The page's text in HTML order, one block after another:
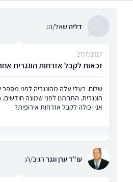
דליהשאל/ה:
זכאות לקבל אזרחות הונגרית
27/7/2017
שלום. בעלי עלה מהונגריה לפני מספר
הונגרית. התחתנו לפני שמונה
אני יכולה לקבל אזרחות אירופית?
עו"ד ערן וגנר הגיב/ה: